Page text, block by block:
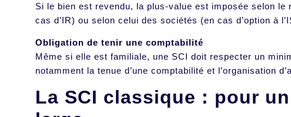
Si le bien est revendu, la plus-value est imposée selon
cas d’IR) ou selon celui des sociétés (en cas d’option à
Obligation de tenir une comptabilité
Même si elle est familiale, une SCI doit respecter un
notamment la tenue d’une comptabilité et l’organisation
La SCI classique : pour